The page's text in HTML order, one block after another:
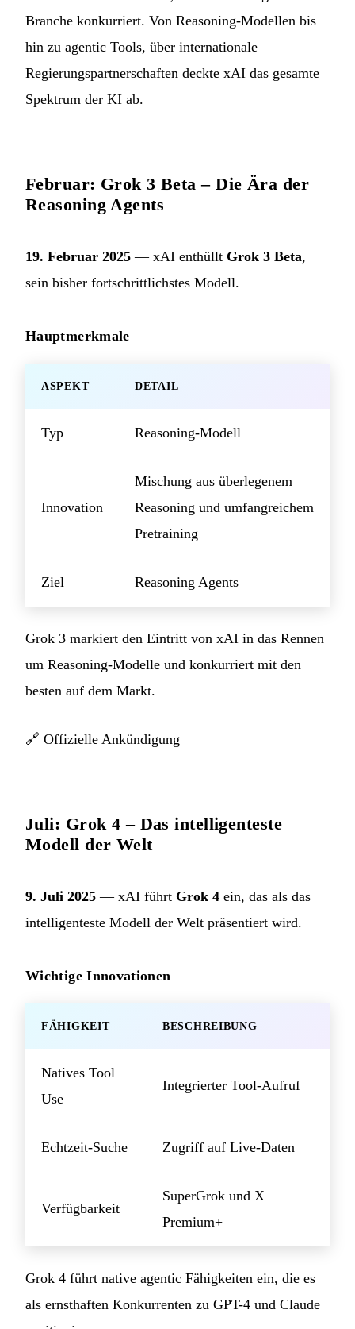
Branche konkurriert. Von Reasoning-Modellen bis
hin zu agentic Tools, über internationale
Regierungspartnerschaften deckte xAI das gesamte
Spektrum der KI ab.
Februar: Grok 3 Beta – Die Ära der
Reasoning Agents
19. Februar 2025 — xAI enthüllt Grok 3 Beta,
sein bisher fortschrittlichstes Modell.
Hauptmerkmale
ASPEKT DETAIL
Typ Reasoning-Modell
Innovation
Mischung aus überlegenem
Reasoning und umfangreichem
Pretraining
Ziel Reasoning Agents
Grok 3 markiert den Eintritt von xAI in das Rennen
um Reasoning-Modelle und konkurriert mit den
besten auf dem Markt.
🔗 Offizielle Ankündigung
Juli: Grok 4 – Das intelligenteste
Modell der Welt
9. Juli 2025 — xAI führt Grok 4 ein, das als das
intelligenteste Modell der Welt präsentiert wird.
Wichtige Innovationen
FÄHIGKEIT BESCHREIBUNG
Natives Tool
Use
Integrierter Tool-Aufruf
Echtzeit-Suche Zugriff auf Live-Daten
Verfügbarkeit
SuperGrok und X
Premium+
Grok 4 führt native agentic Fähigkeiten ein, die es
als ernsthaften Konkurrenten zu GPT-4 und Claude